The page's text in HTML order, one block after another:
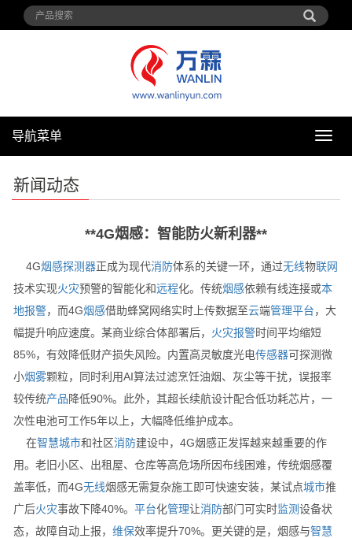
导
导航菜单
新闻动态
**4G烟感：智能防火新利器**
4G烟感探测器正成为现代消防体系的关键一环，通过无线物联网
技术实现火灾预警的智能化和远程化。传统烟感依赖有线连接或本
地报警，而4G烟感借助蜂窝网络实时上传数据至云端管理平台，大
幅提升响应速度。某商业综合体部署后， 火灾报警时间平均缩短
85%，有效降低财产损失风险。内置高灵敏度光电传感器可探测微
小烟雾颗粒，同时利用AI算法过滤烹饪油烟、灰尘等干扰，误报率
较传统产品降低90%。此外，其超长续航设计配合低功耗芯片，一
次性电池可工作5年以上，大幅降低维护成本。
在智慧城市和社区消防建设中，4G烟感正发挥越来越重要的作
用。老旧小区、出租屋、仓库等高危场所因布线困难，传统烟感覆
盖率低，而4G无线烟感无需复杂施工即可快速安装，某试点城市推
广后火灾事故下降40%。 平台化管理让消防部门可实时监测设备状
态，故障自动上报， 维保效率提升70%。更关键的是，烟感与智慧